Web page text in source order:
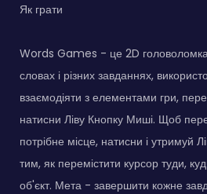
Як грати
Words Games - це 2D
словах і різних завданнях,
взаємодіяти з елементами гри,
натисни Ліву Кнопку Миші. Щоб
потрібне місце, натисни і утримуй
тим, як перемістити курсор туди,
об'єкт. Мета - завершити кожне